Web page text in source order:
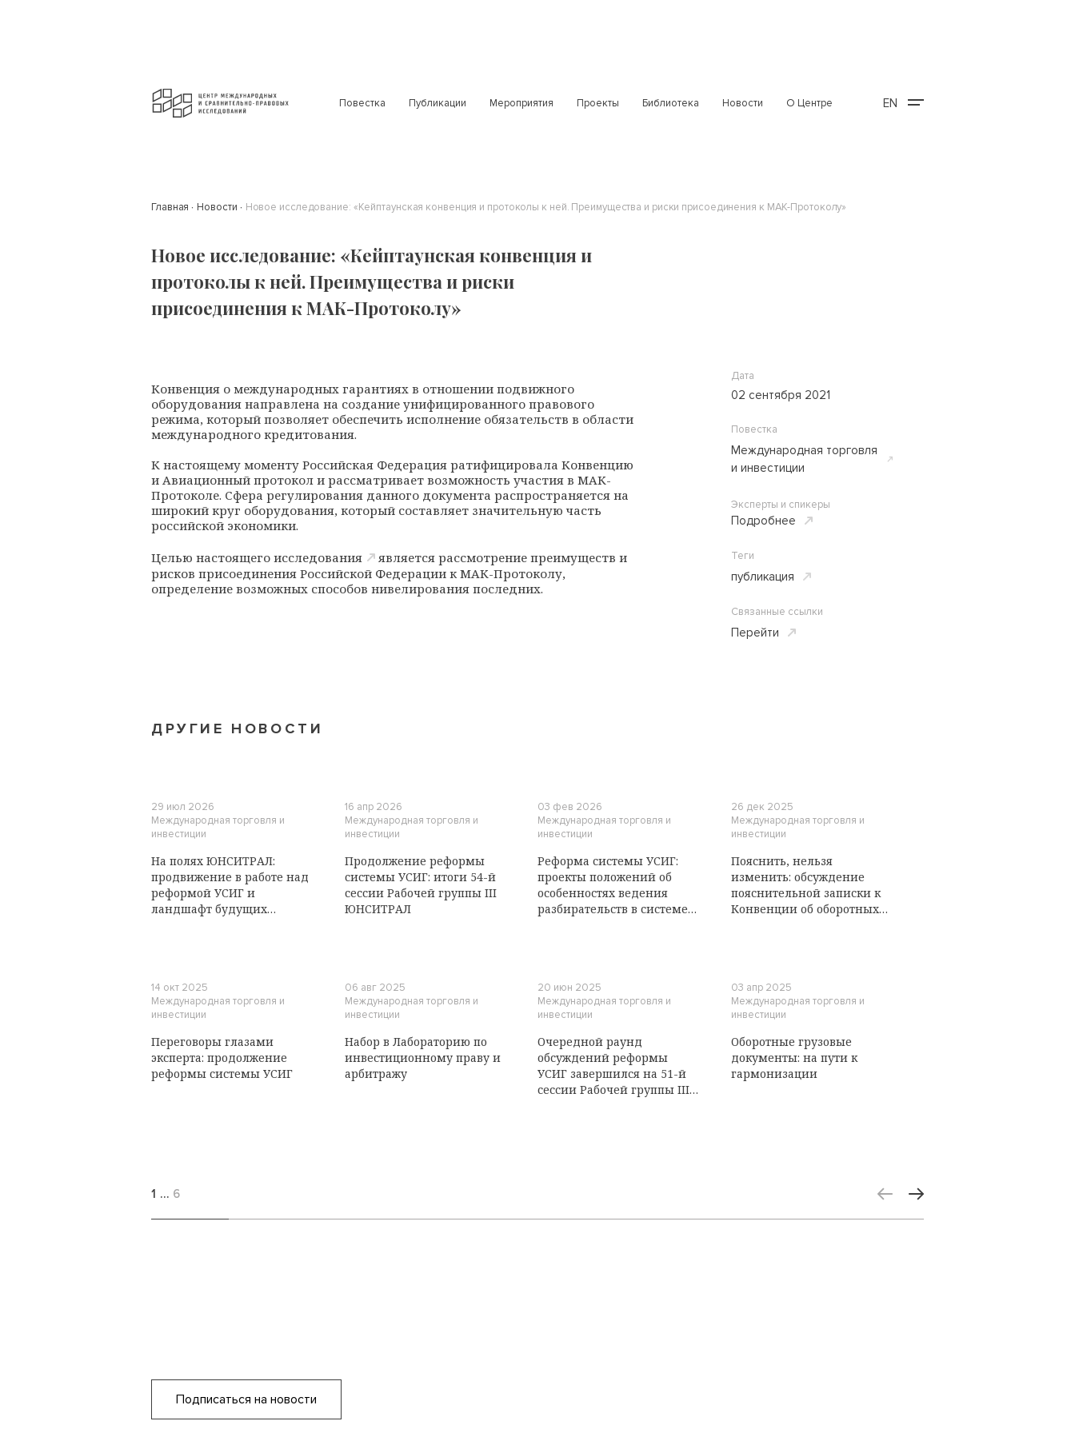
Повестка Публикации Мероприятия Проекты Библиотека Новости О Центре EN
Главная Новости Новое исследование: «Кейптаунская конвенция и протоколы к ней. Преимущества и риски присоединения к МАК-Протоколу»
Новое исследование: «Кейптаунская конвенция и
протоколы к ней. Преимущества и риски
присоединения к МАК-Протоколу»
Конвенция о международных гарантиях в отношении подвижного
оборудования направлена на создание унифицированного правового
режима, который позволяет обеспечить исполнение обязательств в области
международного кредитования.
К настоящему моменту Российская Федерация ратифицировала Конвенцию
и Авиационный протокол и рассматривает возможность участия в МАК-
Протоколе. Сфера регулирования данного документа распространяется на
широкий круг оборудования, который составляет значительную часть
российской экономики.
Целью настоящего исследования
является рассмотрение преимуществ и
рисков присоединения Российской Федерации к МАК-Протоколу,
определение возможных способов нивелирования последних.
Дата
02 сентября 2021
Повестка
Международная торговля
и инвестиции
Эксперты и спикеры
Подробнее
Теги
публикация
Связанные ссылки
Перейти
ДРУГИЕ НОВОСТИ
29 июл 2026
Международная торговля и
инвестиции
На полях ЮНСИТРАЛ:
продвижение в работе над
реформой УСИГ и
ландшафт будущих
16 апр 2026
Международная торговля и
инвестиции
Продолжение реформы
системы УСИГ: итоги 54-й
сессии Рабочей группы III
ЮНСИТРАЛ
03 фев 2026
Международная торговля и
инвестиции
Реформа системы УСИГ:
проекты положений об
особенностях ведения
разбирательств в системе
26 дек 2025
Международная торговля и
инвестиции
Пояснить, нельзя
изменить: обсуждение
пояснительной записки к
Конвенции об оборотных
14 окт 2025
Международная торговля и
инвестиции
Переговоры глазами
эксперта: продолжение
реформы системы УСИГ
06 авг 2025
Международная торговля и
инвестиции
Набор в Лабораторию по
инвестиционному праву и
арбитражу
20 июн 2025
Международная торговля и
инвестиции
Очередной раунд
обсуждений реформы
УСИГ завершился на 51-й
сессии Рабочей группы III
03 апр 2025
Международная торговля и
инвестиции
Оборотные грузовые
документы: на пути к
гармонизации
1 … 6
Подписаться на новости